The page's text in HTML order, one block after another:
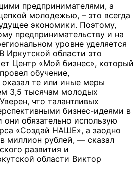
предпринимателями, а
молодежью, – это всегда
экономики. Поэтому,
предпринимательству и на
уровне уделяется
Иркутской области это
Центр «Мой бизнес», который
обучение,
оказал те или иные меры
3,5 тысячам молодых
что талантливых
бизнес-идеями в
они обязательно использую
«Создай НАШЕ», а заодно
миллион рублей, — сказал
развития и
области Виктор